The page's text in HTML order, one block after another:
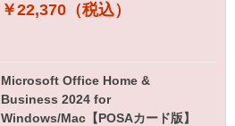
￥22,370（税込）
Microsoft Office Home &
Business 2024 for
Windows/Mac【POSAカード版】